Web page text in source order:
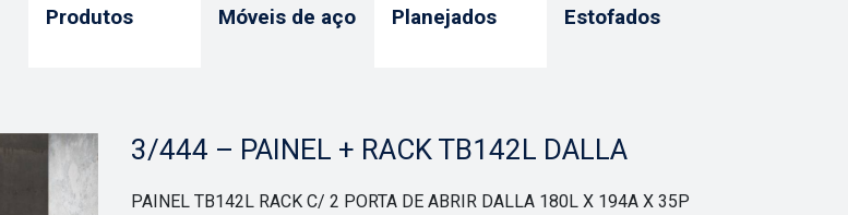
Produtos
Móveis de aço
Planejados
Estofados
3/444 – PAINEL + RACK TB142L DALLA
PAINEL TB142L RACK C/ 2 PORTA DE ABRIR DALLA 180L X 194A X 35P